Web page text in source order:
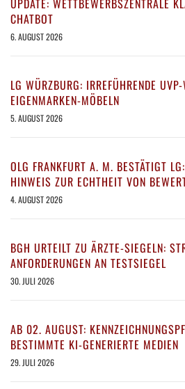
UPDATE: WETTBEWERBSZENTRALE
CHATBOT
6. AUGUST 2026
LG WÜRZBURG: IRREFÜHRENDE
EIGENMARKEN-MÖBELN
5. AUGUST 2026
OLG FRANKFURT A. M. BESTÄTIGT
HINWEIS ZUR ECHTHEIT VON
4. AUGUST 2026
BGH URTEILT ZU ÄRZTE-SIEGELN:
ANFORDERUNGEN AN TESTSIEGEL
30. JULI 2026
AB 02. AUGUST:
BESTIMMTE KI-GENERIERTE MEDIEN
29. JULI 2026